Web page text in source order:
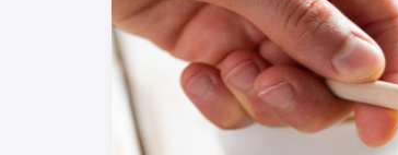
Boissons et rafraîchissements
Accompagnement
Pizzas et focaccia